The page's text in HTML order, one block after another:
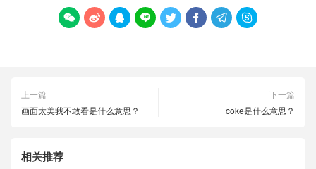
       
上一篇
画面太美我不敢看是什么意思？
下一篇
coke是什么意思？
相关推荐